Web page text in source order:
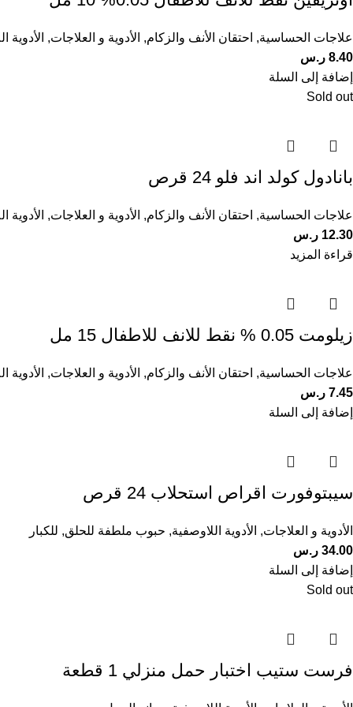
علاجات الحساسية, احتقان الأنف والزكام, الأدوية و العلاجات, الأدوية
8.40 ر.س
إضافة إلى السلة
Sold out
بانادول كولد اند فلو 24 قرص
علاجات الحساسية, احتقان الأنف والزكام, الأدوية و العلاجات, الأدوية
12.30 ر.س
قراءة المزيد
زيلومت 0.05 % نقط للانف للاطفال 15 مل
علاجات الحساسية, احتقان الأنف والزكام, الأدوية و العلاجات, الأدوية
7.45 ر.س
إضافة إلى السلة
سيبتوفورت اقراص استحلاب 24 قرص
الأدوية و العلاجات, الأدوية اللاوصفية, حبوب ملطفة للحلق, للكبار
34.00 ر.س
إضافة إلى السلة
Sold out
فرست ستيب اختبار حمل منزلي 1 قطعة